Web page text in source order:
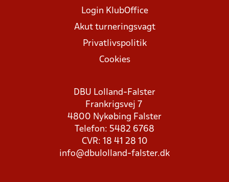
Login KlubOffice
Akut turneringsvagt
Privatlivspolitik
Cookies
DBU Lolland-Falster
Frankrigsvej 7
4800 Nykøbing Falster
Telefon: 5482 6768
CVR: 18 41 28 10
info@dbulolland-falster.dk